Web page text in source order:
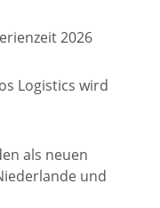
2026
Logistics wird
als neuen
und